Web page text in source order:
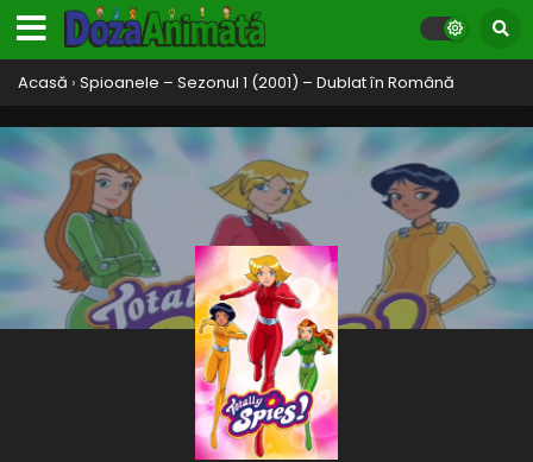
Acasă › Spioanele – Sezonul 1 (2001) – Dublat în Română